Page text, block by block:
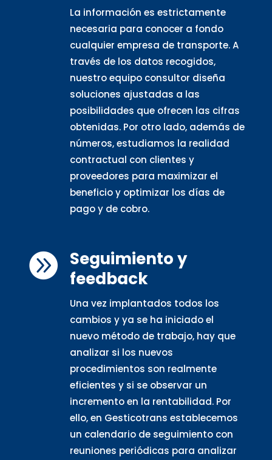
La información es estrictamente
necesaria para conocer a fondo
cualquier empresa de transporte. A
través de los datos recogidos,
nuestro equipo consultor diseña
soluciones ajustadas a las
posibilidades que ofrecen las cifras
obtenidas. Por otro lado, además de
números, estudiamos la realidad
contractual con clientes y
proveedores para maximizar el
beneficio y optimizar los días de
pago y de cobro.
 Seguimiento y
feedback
Una vez implantados todos los
cambios y ya se ha iniciado el
nuevo método de trabajo, hay que
analizar si los nuevos
procedimientos son realmente
eficientes y si se observar un
incremento en la rentabilidad. Por
ello, en Gesticotrans establecemos
un calendario de seguimiento con
reuniones periódicas para analizar